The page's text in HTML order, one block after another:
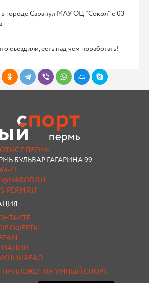
городе Сарапул МАУ ОЦ "Сокол" с 03-
съездили, есть над чем поработать!
Г.ПЕРМЬ
БУЛЬВАР ГАГАРИНА 99
41
PERM.RU
ОФЕРТЫ
УМНЫЙ СПОРТ